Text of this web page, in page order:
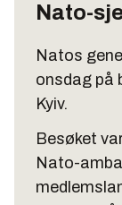
Nato-
Natos
onsdag på
Kyiv.
Besøket
Nato-